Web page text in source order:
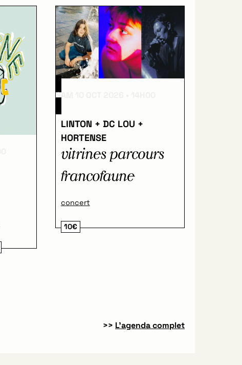
SAM 10 OCT 2026
LINTON + DC LOU +
HORTENSE
vitrines parcours
francofaune
concert
10€
>> L’agenda complet